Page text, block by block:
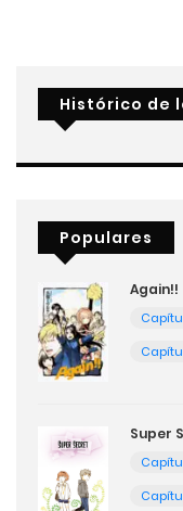
Histórico de
Populares
Again!!
Super